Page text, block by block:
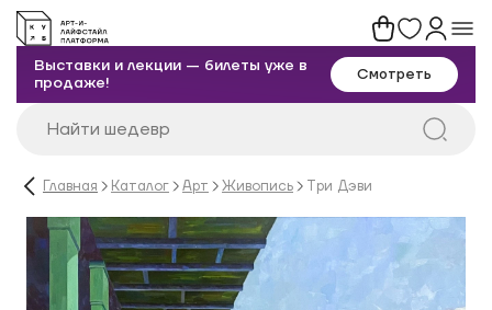
Выставки и лекции — билеты уже в
продаже!
Смотреть
Главная Каталог Арт Живопись Три Дэви